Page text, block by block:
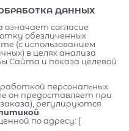
ДАННЫХ
согласие
обезличенных
(с использованием
в целях анализа
Сайта и показа целевой
персональных
он предоставляет при
регулируются
по адресу: [